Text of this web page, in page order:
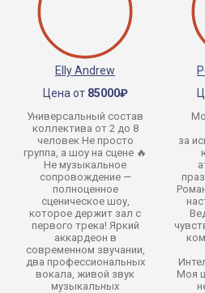
Elly Andrew
Цена от 85000₽
Универсальный состав
коллектива от 2 до 8
человек Не просто
группа, а шоу на сцене 🔥
Не музыкальное
сопровождение —
полноценное
сценическое шоу,
которое держит зал с
первого трека! Яркий
аккардеон в
современном звучании,
два профессиональных
вокала, живой звук
музыкальных
за
Моя